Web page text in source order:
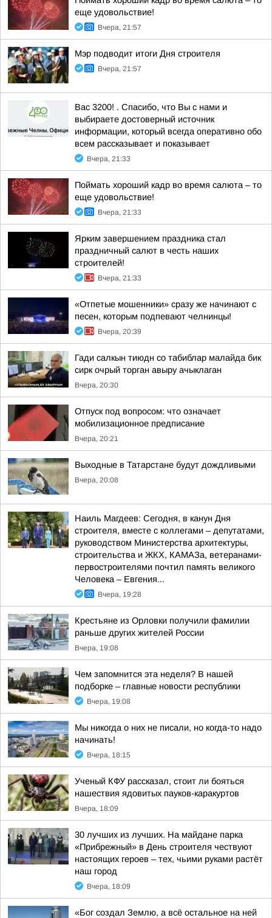
еще удовольствие!
Вчера, 21:57
Мэр подводит итоги Дня строителя
Вчера, 21:57
Вас 3200! . Спасибо, что Вы с нами и
выбираете достоверный источник
информации, который всегда оперативно обо
всем рассказывает и показывает
Вчера, 21:33
Поймать хороший кадр во время салюта – то
еще удовольствие!
Вчера, 21:33
Ярким завершением праздника стал
праздничный салют в честь наших
строителей!
Вчера, 21:33
«Отпетые мошенники» сразу же начинают с
песен, которым подпевают челнинцы!
Вчера, 20:39
Гади салкын тиюдн со табиблар малайда бик
сирк очрый торган авыру ачыклаган
Вчера, 20:30
Отпуск под вопросом: что означает
мобилизационное предписание
Вчера, 20:21
Выходные в Татарстане будут дождливыми
Вчера, 20:08
Наиль Магдеев: Сегодня, в канун Дня
строителя, вместе с коллегами – депутатами,
руководством Министерства архитектуры,
строительства и ЖКХ, КАМАЗа, ветеранами-
первостроителями почтил память великого
Человека – Евгения...
Вчера, 19:28
Крестьяне из Орловки получили фамилии
раньше других жителей России
Вчера, 19:08
Чем запомнится эта неделя? В нашей
подборке – главные новости республики
Вчера, 19:08
Мы никогда о них не писали, но когда-то надо
начинать!
Вчера, 18:15
Ученый КФУ рассказал, стоит ли бояться
нашествия ядовитых пауков-каракуртов
Вчера, 18:09
30 лучших из лучших. На майдане парка
«Прибрежный» в День строителя чествуют
настоящих героев – тех, чьими руками растёт
наш город
Вчера, 18:09
«Бог создал Землю, а всё остальное на ней